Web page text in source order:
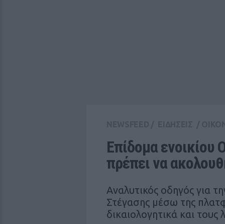
Επίδομα
πρέπει να
Αναλυτικός οδηγός για
Στέγασης μέσω της
δικαιολογητικά και